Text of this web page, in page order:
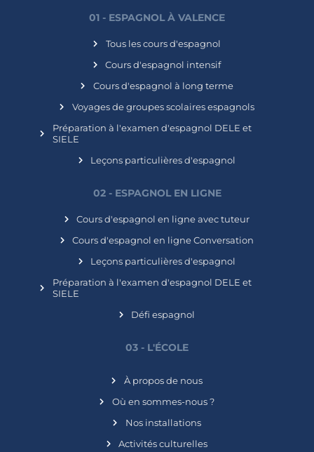
01 - ESPAGNOL À VALENCE
Tous les cours d'espagnol
Cours d'espagnol intensif
Cours d'espagnol à long terme
Voyages de groupes scolaires espagnols
Préparation à l'examen d'espagnol DELE et
SIELE
Leçons particulières d'espagnol
02 - ESPAGNOL EN LIGNE
Cours d'espagnol en ligne avec tuteur
Cours d'espagnol en ligne Conversation
Leçons particulières d'espagnol
Préparation à l'examen d'espagnol DELE et
SIELE
Défi espagnol
03 - L'ÉCOLE
À propos de nous
Où en sommes-nous ?
Nos installations
Activités culturelles